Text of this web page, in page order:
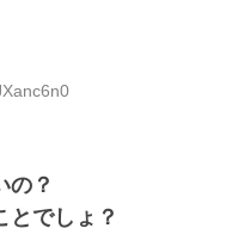
の？
とでしょ？